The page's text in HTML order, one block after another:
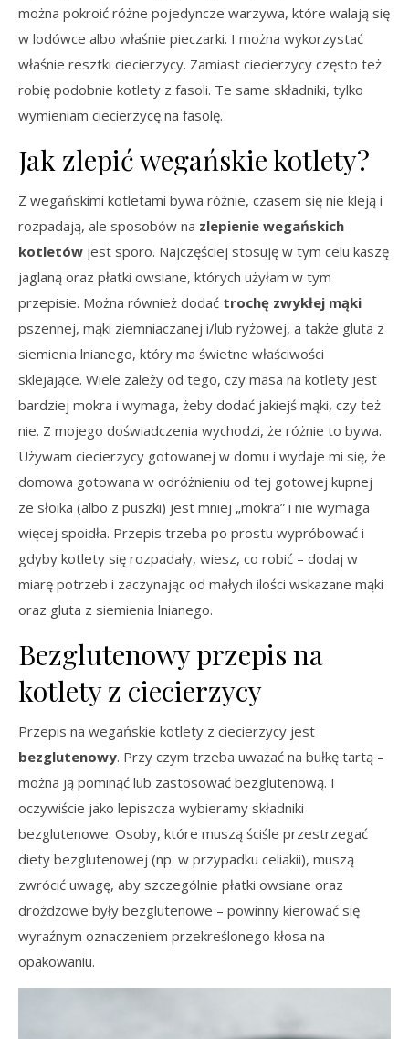
można pokroić różne pojedyncze warzywa, które walają się
w lodówce albo właśnie pieczarki. I można wykorzystać
właśnie resztki ciecierzycy. Zamiast ciecierzycy często też
robię podobnie kotlety z fasoli. Te same składniki, tylko
wymieniam ciecierzycę na fasolę.
Jak zlepić wegańskie kotlety?
Z wegańskimi kotletami bywa różnie, czasem się nie kleją i
rozpadają, ale sposobów na zlepienie wegańskich
kotletów jest sporo. Najczęściej stosuję w tym celu kaszę
jaglaną oraz płatki owsiane, których użyłam w tym
przepisie. Można również dodać trochę zwykłej mąki
pszennej, mąki ziemniaczanej i/lub ryżowej, a także gluta z
siemienia lnianego, który ma świetne właściwości
sklejające. Wiele zależy od tego, czy masa na kotlety jest
bardziej mokra i wymaga, żeby dodać jakiejś mąki, czy też
nie. Z mojego doświadczenia wychodzi, że różnie to bywa.
Używam ciecierzycy gotowanej w domu i wydaje mi się, że
domowa gotowana w odróżnieniu od tej gotowej kupnej
ze słoika (albo z puszki) jest mniej „mokra” i nie wymaga
więcej spoidła. Przepis trzeba po prostu wypróbować i
gdyby kotlety się rozpadały, wiesz, co robić – dodaj w
miarę potrzeb i zaczynając od małych ilości wskazane mąki
oraz gluta z siemienia lnianego.
Bezglutenowy przepis na
kotlety z ciecierzycy
Przepis na wegańskie kotlety z ciecierzycy jest
bezglutenowy. Przy czym trzeba uważać na bułkę tartą –
można ją pominąć lub zastosować bezglutenową. I
oczywiście jako lepiszcza wybieramy składniki
bezglutenowe. Osoby, które muszą ściśle przestrzegać
diety bezglutenowej (np. w przypadku celiakii), muszą
zwrócić uwagę, aby szczególnie płatki owsiane oraz
drożdżowe były bezglutenowe – powinny kierować się
wyraźnym oznaczeniem przekreślonego kłosa na
opakowaniu.